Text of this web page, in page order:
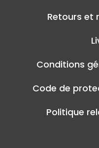
Retours et
Conditions
Code de
Politique